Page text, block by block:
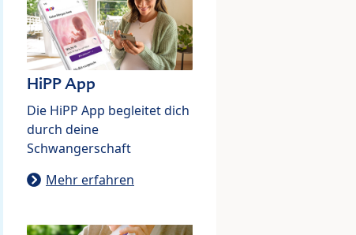
HiPP App
Die HiPP App begleitet dich
durch deine
Schwangerschaft
Mehr erfahren